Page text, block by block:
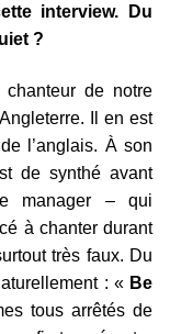
interview. Du
?
de notre
Il en est
l’anglais. À son
de synthé avant
manager – qui
à chanter durant
très faux. Du
: « Be
tous arrêtés de